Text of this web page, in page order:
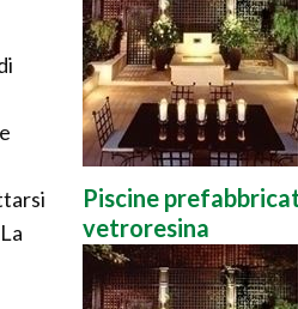
Piscine
vetroresina